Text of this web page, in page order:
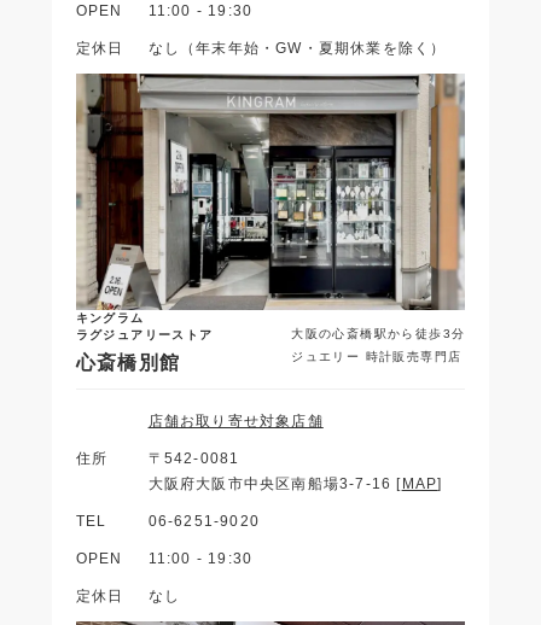
OPEN 11:00 - 19:30
定休日 なし（年末年始・GW・夏期休業を除く）
キングラム
ラグジュアリーストア
心斎橋別館
大阪の心斎橋駅から徒歩3分
ジュエリー 時計販売専門店
店舗お取り寄せ対象店舗
住所
〒542-0081
大阪府大阪市中央区南船場3-7-16 [ MAP]
TEL 06-6251-9020
OPEN 11:00 - 19:30
定休日 なし